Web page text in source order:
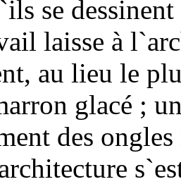
se
laisse à
au lieu le
glacé ;
des